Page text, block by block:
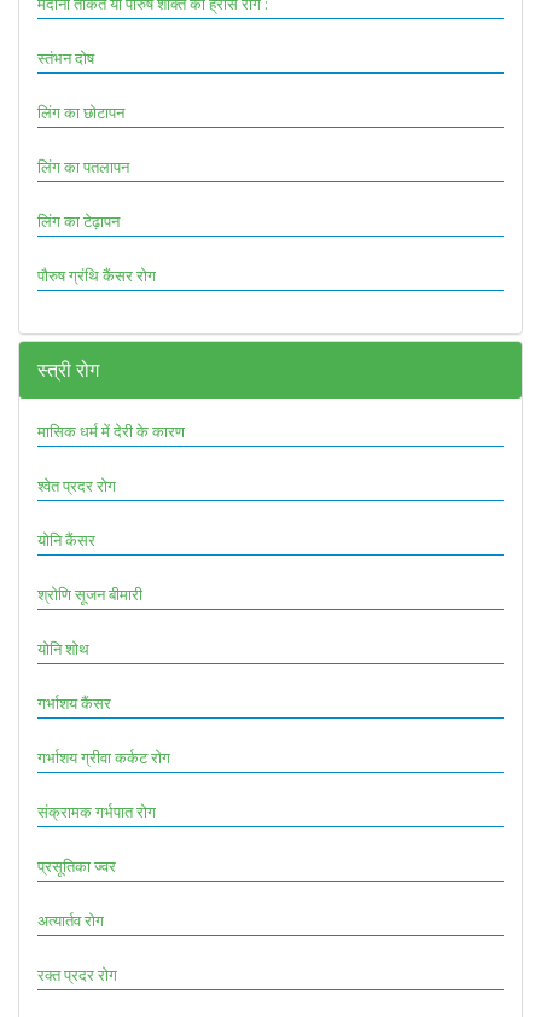
स्तंभन दोष
लिंग का छोटापन
लिंग का पतलापन
लिंग का टेढ़ापन
पौरुष ग्रंथि कैंसर रोग
स्त्री रोग
मासिक धर्म में देरी के कारण
श्वेत प्रदर रोग
योनि कैंसर
श्रोणि सूजन बीमारी
योनि शोथ
गर्भाशय कैंसर
गर्भाशय ग्रीवा कर्कट रोग
संक्रामक गर्भपात रोग
प्रसूतिका ज्वर
अत्यार्तव रोग
रक्त प्रदर रोग